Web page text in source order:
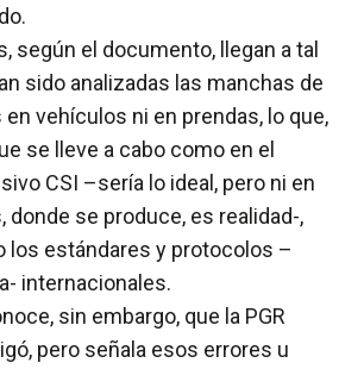
según el documento, llegan a tal
sido analizadas las manchas de
en vehículos ni en prendas, lo que,
se lleve a cabo como en el
CSI –sería lo ideal, pero ni en
donde se produce, es realidad-,
los estándares y protocolos –
internacionales.
sin embargo, que la PGR
pero señala esos errores u